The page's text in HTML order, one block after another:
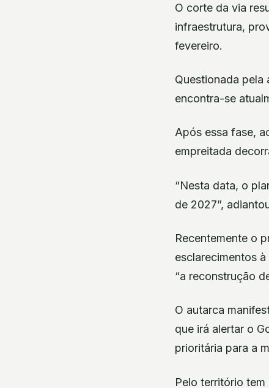
O corte da via
infraestrutura,
fevereiro.
Questionada pela
encontra-se
Após essa fase,
empreitada
“Nesta data, o
de 2027”,
Recentemente o
esclarecimentos
“a reconstrução
O autarca
que irá alertar o
prioritária para a
Pelo território